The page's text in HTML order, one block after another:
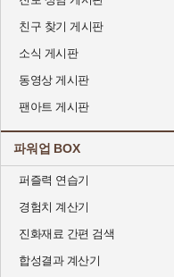
친구 찾기 게시판
소식 게시판
동영상 게시판
팬아트 게시판
파워업 BOX
퍼즐력 연습기
경험치 계산기
진화재료 간편 검색
합성결과 계산기